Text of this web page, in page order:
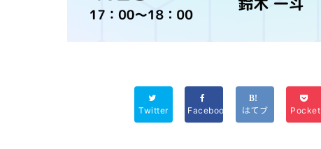
Twitter Facebook はてブ Pocket